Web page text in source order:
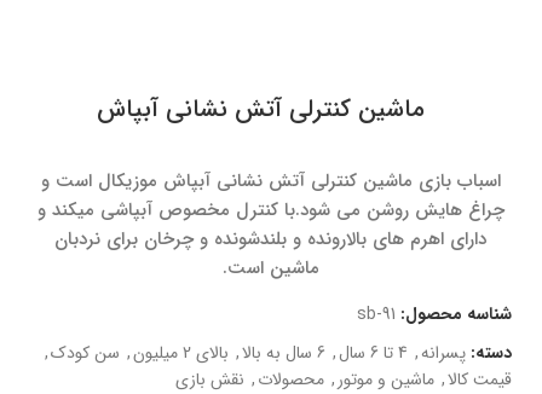
ماشین کنترلی آتش نشانی آبپاش
اسباب بازی ماشین کنترلی آتش نشانی آبپاش موزیکال است و
چراغ هایش روشن می شود.با کنترل مخصوص آبپاشی میکند و
دارای اهرم های بالارونده و بلندشونده و چرخان برای نردبان
ماشین است.
شناسه محصول: sb-91
دسته: پسرانه, 4 تا 6 سال , 6 سال به بالا , بالای 2 میلیون , سن کودک,
قیمت کالا, ماشین و موتور, محصولات, نقش بازی